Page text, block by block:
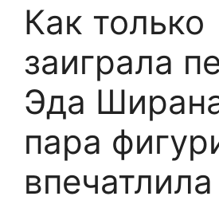
Как только
заиграла
Эда
пара
впечатлила